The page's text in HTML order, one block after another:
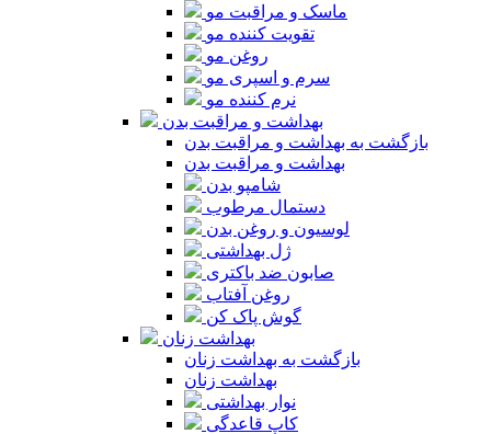
ماسک و مراقبت مو
تقویت کننده مو
روغن مو
سرم و اسپری مو
نرم کننده مو
بهداشت و مراقبت بدن
بازگشت به بهداشت و مراقبت بدن
بهداشت و مراقبت بدن
شامپو بدن
دستمال مرطوب
لوسیون و روغن بدن
ژل بهداشتی
صابون ضد باکتری
روغن آفتاب
گوش پاک کن
بهداشت زنان
بازگشت به بهداشت زنان
بهداشت زنان
نوار بهداشتی
کاپ قاعدگی